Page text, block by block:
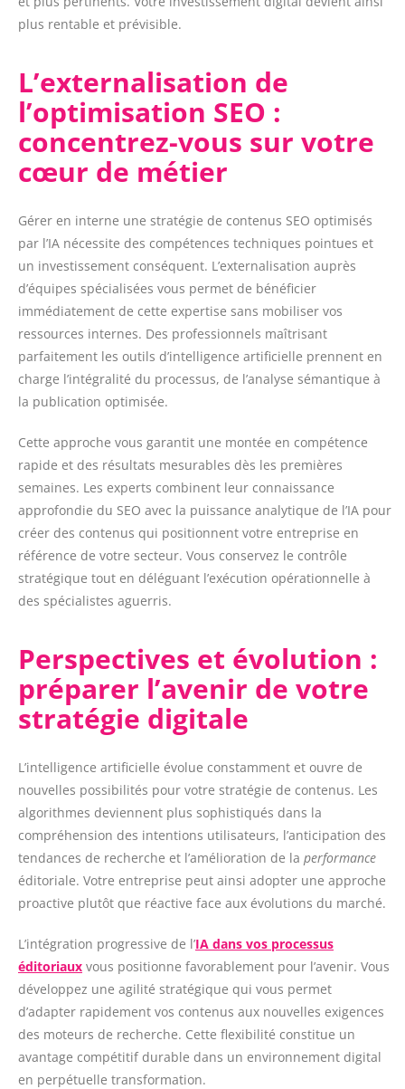
plus rentable et prévisible.
L’externalisation de
l’optimisation SEO :
concentrez-vous sur votre
cœur de métier
Gérer en interne une stratégie de contenus SEO optimisés
par l’IA nécessite des compétences techniques pointues et
un investissement conséquent. L’externalisation auprès
d’équipes spécialisées vous permet de bénéficier
immédiatement de cette expertise sans mobiliser vos
ressources internes. Des professionnels maîtrisant
parfaitement les outils d’intelligence artificielle prennent en
charge l’intégralité du processus, de l’analyse sémantique à
la publication optimisée.
Cette approche vous garantit une montée en compétence
rapide et des résultats mesurables dès les premières
semaines. Les experts combinent leur connaissance
approfondie du SEO avec la puissance analytique de l’IA pour
créer des contenus qui positionnent votre entreprise en
référence de votre secteur. Vous conservez le contrôle
stratégique tout en déléguant l’exécution opérationnelle à
des spécialistes aguerris.
Perspectives et évolution :
préparer l’avenir de votre
stratégie digitale
L’intelligence artificielle évolue constamment et ouvre de
nouvelles possibilités pour votre stratégie de contenus. Les
algorithmes deviennent plus sophistiqués dans la
compréhension des intentions utilisateurs, l’anticipation des
tendances de recherche et l’amélioration de la performance
éditoriale. Votre entreprise peut ainsi adopter une approche
proactive plutôt que réactive face aux évolutions du marché.
L’intégration progressive de l’IA dans vos processus
éditoriaux vous positionne favorablement pour l’avenir. Vous
développez une agilité stratégique qui vous permet
d’adapter rapidement vos contenus aux nouvelles exigences
des moteurs de recherche. Cette flexibilité constitue un
avantage compétitif durable dans un environnement digital
en perpétuelle transformation.